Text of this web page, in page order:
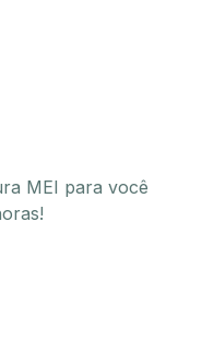
MEI para você